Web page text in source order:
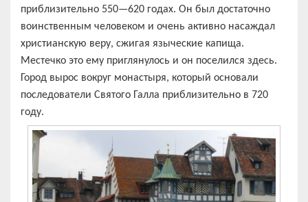
приблизительно 550—620 годах. Он был достаточно
воинственным человеком и очень активно насаждал
христианскую веру, сжигая языческие капища.
Местечко это ему приглянулось и он поселился здесь.
Город вырос вокруг монастыря, который основали
последователи Святого Галла приблизительно в 720
году.